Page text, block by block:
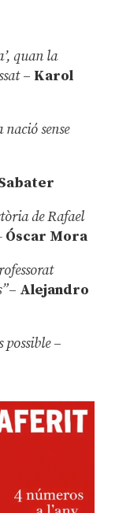
quan la
– Karol
nació sense
de Rafael
Óscar Mora
– Alejandro
possible –